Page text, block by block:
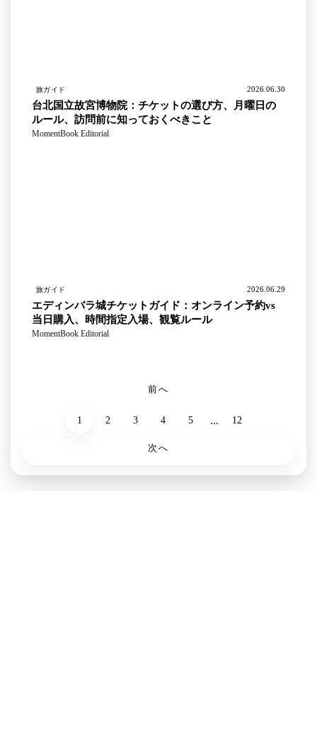
旅ガイド 2026.06.30
台北国立故宮博物院：チケットの選び方、月曜日の
ルール、訪問前に知っておくべきこと
MomentBook Editorial
旅ガイド 2026.06.29
エディンバラ城チケットガイド：オンライン予約vs
当日購入、時間指定入場、観覧ルール
MomentBook Editorial
前へ
1 2 3 4 5 ... 12
次へ